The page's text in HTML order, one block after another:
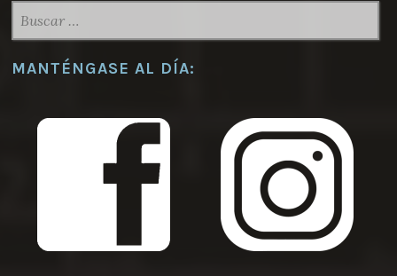
producto
MANTÉNGASE AL DÍA: